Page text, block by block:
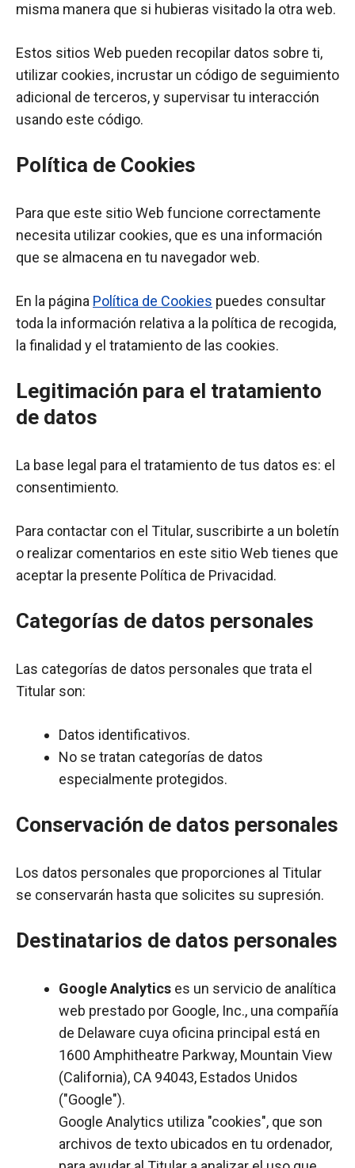
misma manera que si hubieras visitado la otra web.
Estos sitios Web pueden recopilar datos sobre ti,
utilizar cookies, incrustar un código de seguimiento
adicional de terceros, y supervisar tu interacción
usando este código.
Política de Cookies
Para que este sitio Web funcione correctamente
necesita utilizar cookies, que es una información
que se almacena en tu navegador web.
En la página Política de Cookies puedes consultar
toda la información relativa a la política de recogida,
la finalidad y el tratamiento de las cookies.
Legitimación para el tratamiento
de datos
La base legal para el tratamiento de tus datos es: el
consentimiento.
Para contactar con el Titular, suscribirte a un boletín
o realizar comentarios en este sitio Web tienes que
aceptar la presente Política de Privacidad.
Categorías de datos personales
Las categorías de datos personales que trata el
Titular son:
Datos identificativos.
No se tratan categorías de datos
especialmente protegidos.
Conservación de datos personales
Los datos personales que proporciones al Titular
se conservarán hasta que solicites su supresión.
Destinatarios de datos personales
Google Analytics es un servicio de analítica
web prestado por Google, Inc., una compañía
de Delaware cuya oficina principal está en
1600 Amphitheatre Parkway, Mountain View
(California), CA 94043, Estados Unidos
("Google").
Google Analytics utiliza "cookies", que son
archivos de texto ubicados en tu ordenador,